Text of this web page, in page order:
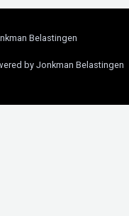
Belastingen
by Jonkman Belastingen